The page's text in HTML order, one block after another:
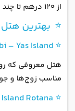
از ۱۲۰ درهم تا چند هزار درهم (بسته به انتخاب)
⭐ بهترین
⭐ W Abu Dhabi – Yas Island
هتل معروفی که روی
مناسب زوج‌ها و
⭐ Yas Island Rotana